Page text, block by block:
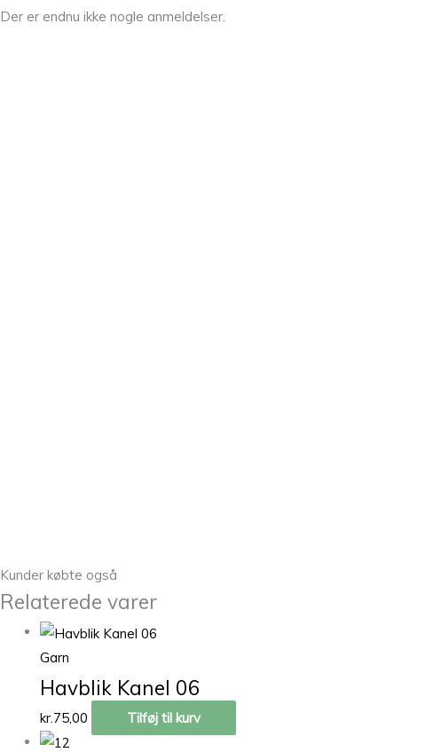
Der er endnu ikke nogle anmeldelser.
Kunder købte også
Relaterede varer
Garn
Havblik Kanel 06
kr. 75,00 Tilføj til kurv